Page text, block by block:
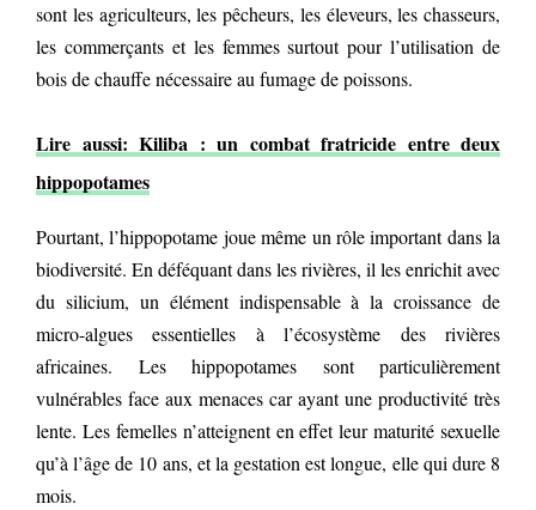
sont les agriculteurs, les pêcheurs, les éleveurs, les chasseurs,
les commerçants et les femmes surtout pour l’utilisation de
bois de chauffe nécessaire au fumage de poissons.
Lire aussi: Kiliba : un combat fratricide entre deux
hippopotames
Pourtant, l’hippopotame joue même un rôle important dans la
biodiversité. En déféquant dans les rivières, il les enrichit avec
du silicium, un élément indispensable à la croissance de
micro-algues essentielles à l’écosystème des rivières
africaines. Les hippopotames sont particulièrement
vulnérables face aux menaces car ayant une productivité très
lente. Les femelles n’atteignent en effet leur maturité sexuelle
qu’à l’âge de 10 ans, et la gestation est longue, elle qui dure 8
mois.